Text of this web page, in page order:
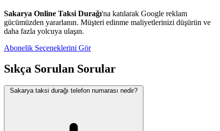
Sakarya Online Taksi Durağı'na katılarak Google reklam
gücümüzden yararlanın. Müşteri edinme maliyetlerinizi düşürün ve
daha fazla yolcuya ulaşın.
Abonelik Seçeneklerini Gör
Sıkça Sorulan Sorular
Sakarya taksi durağı telefon numarası nedir?